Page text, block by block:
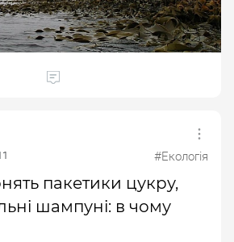
#Екологія
пакетики цукру,
шампуні: в чому